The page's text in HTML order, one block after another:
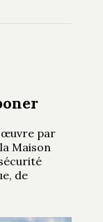
œuvre par
Maison
de